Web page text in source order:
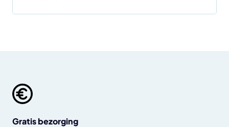
Gratis bezorging